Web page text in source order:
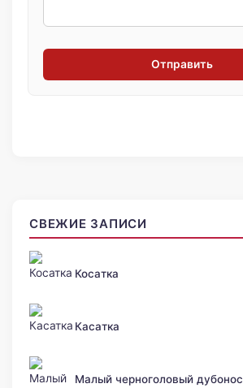
Отправить
СВЕЖИЕ ЗАПИСИ
Косатка
Касатка
Малый черноголовый дубонос